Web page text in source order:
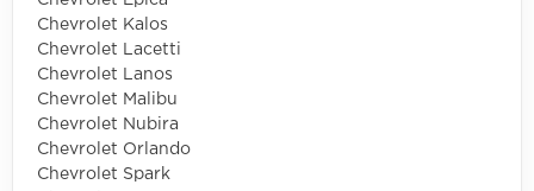
Chevrolet Kalos
Chevrolet Lacetti
Chevrolet Lanos
Chevrolet Malibu
Chevrolet Nubira
Chevrolet Orlando
Chevrolet Spark